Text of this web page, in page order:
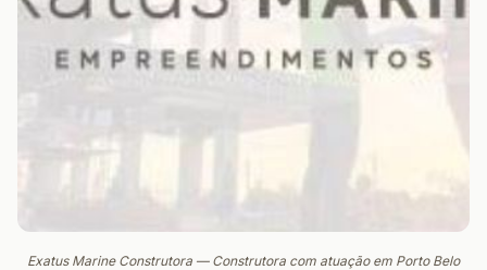
Exatus Marine Construtora — Construtora com atuação em Porto Belo